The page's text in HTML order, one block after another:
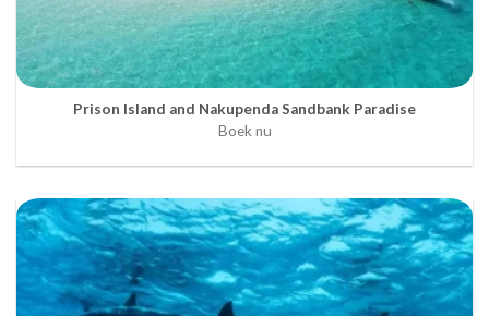
Prison Island and Nakupenda Sandbank Paradise
Boek nu